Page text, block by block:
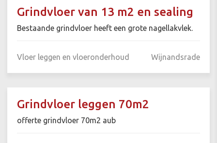
Grindvloer van 13 m2 en sealing
Bestaande grindvloer heeft een grote nagellakvlek.
Vloer leggen en vloeronderhoud Wijnandsrade
Grindvloer leggen 70m2
offerte grindvloer 70m2 aub